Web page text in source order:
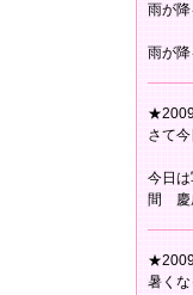
雨が
雨が
さて
今日
間 慶
暑く